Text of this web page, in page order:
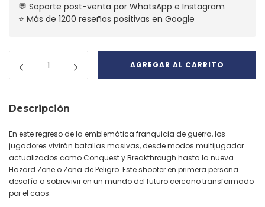
💬 Soporte post-venta por WhatsApp e Instagram
⭐ Más de 1200 reseñas positivas en Google
Descripción
En este regreso de la emblemática franquicia de guerra, los
jugadores vivirán batallas masivas, desde modos multijugador
actualizados como Conquest y Breakthrough hasta la nueva
Hazard Zone o Zona de Peligro. Este shooter en primera persona
desafía a sobrevivir en un mundo del futuro cercano transformado
por el caos.